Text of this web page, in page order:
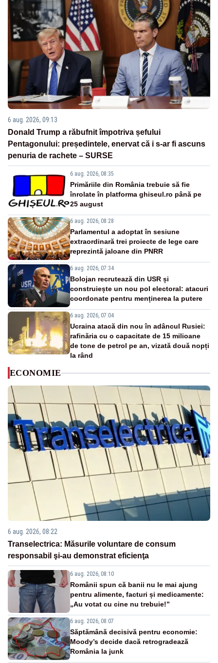
6 aug. 2026, 09:13
Donald Trump a răbufnit împotriva șefului
Pentagonului: președintele, enervat că i s-ar fi ascuns
penuria de rachete – SURSE
6 aug. 2026, 08:35
Primăriile din România trebuie să fie
înrolate în platforma ghiseul.ro până pe
25 august
6 aug. 2026, 08:28
Parlamentul a adoptat în sesiune
extraordinară trei proiecte de lege care
reprezintă jaloane din PNRR
6 aug. 2026, 07:34
Bolojan recrutează din USR și
construiește un nou pol electoral: atacuri
coordonate pentru menținerea la putere
6 aug. 2026, 07:04
Ucraina atacă din nou în adâncul Rusiei:
rafinăria cu o capacitate de 15 milioane
de tone de petrol pe an, vizată două nopți
la rând
ECONOMIE
6 aug. 2026, 08:22
Transelectrica: Măsurile voluntare de consum
responsabil şi-au demonstrat eficienţa
6 aug. 2026, 08:10
Românii spun că banii nu le mai ajung
pentru alimente, facturi și medicamente:
„Au votat cu cine nu trebuie!”
6 aug. 2026, 08:07
Săptămână decisivă pentru economie:
Moody’s decide dacă retrogradează
România la junk